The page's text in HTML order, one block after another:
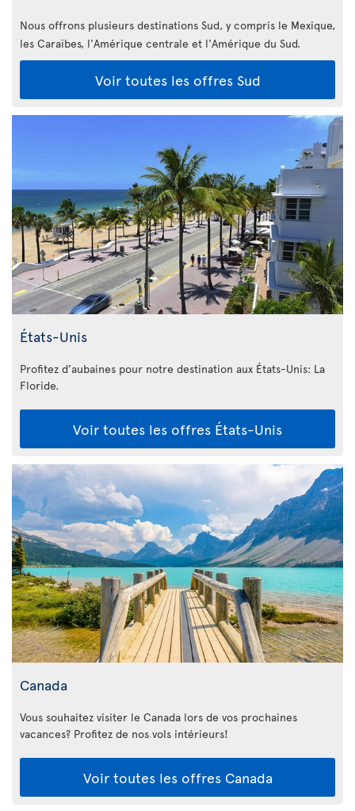
Nous offrons plusieurs destinations Sud, y compris le Mexique,
les Caraïbes, l'Amérique centrale et l'Amérique du Sud.
Voir toutes les offres Sud
États-Unis
Profitez d’aubaines pour notre destination aux États-Unis: La
Floride.
Voir toutes les offres États-Unis
Canada
Vous souhaitez visiter le Canada lors de vos prochaines
vacances? Profitez de nos vols intérieurs!
Voir toutes les offres Canada